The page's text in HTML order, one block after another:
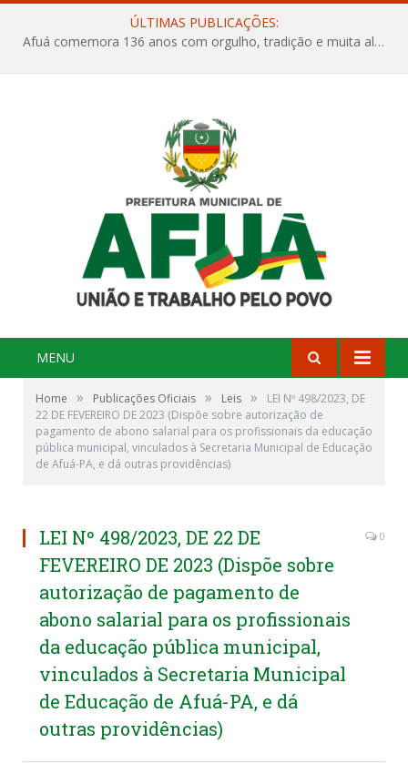
ÚLTIMAS PUBLICAÇÕES:
Afuá comemora 136 anos com orgulho, tradição e muita alegria na Quadra Dr. Nelson Salomão
MENU
Home » Publicações Oficiais » Leis »
LEI Nº 498/2023, DE
22 DE FEVEREIRO DE 2023 (Dispõe sobre autorização de
pagamento de abono salarial para os profissionais da educação
pública municipal, vinculados à Secretaria Municipal de Educação
de Afuá-PA, e dá outras providências)
LEI Nº 498/2023, DE 22 DE
FEVEREIRO DE 2023 (Dispõe sobre
autorização de pagamento de
abono salarial para os profissionais
da educação pública municipal,
vinculados à Secretaria Municipal
de Educação de Afuá-PA, e dá
outras providências)
0